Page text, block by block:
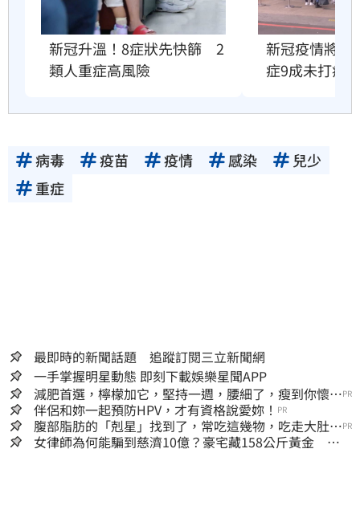
新冠升溫！8症狀先快篩　2
類人重症高風險
新冠疫情將衝
症9成未打疫苗
病毒 疫苗 疫情 感染
兒少
重症
最即時的新聞話題 追蹤訂閱三立新聞網
一手掌握明星動態 即刻下載娛樂星聞APP
減肥首選，檸檬加它，堅持一週，腰細了，瘦到你懷疑
人生
PR
伴侶和妳一起預防HPV，才有資格說愛妳！ PR
腹部脂肪的「剋星」找到了，常吃這幾物，吃走大肚
囊，瘦出小蠻腰
PR
女律師為何能騙到慈濟10億？豪宅藏158公斤黃金 李